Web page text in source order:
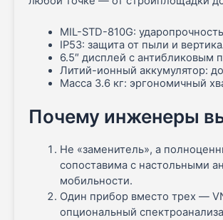
MIL-STD-810G:
IP53: защита от пыли и
6.5″ дисплей с антибликовым
Литий-ионный аккумулятор:
Масса 3.6 кг: эргономичный
Почему инженеры
Не «заменитель», а
сопоставима с настольными
мобильности.
Один прибор вместо трех —
опциональный